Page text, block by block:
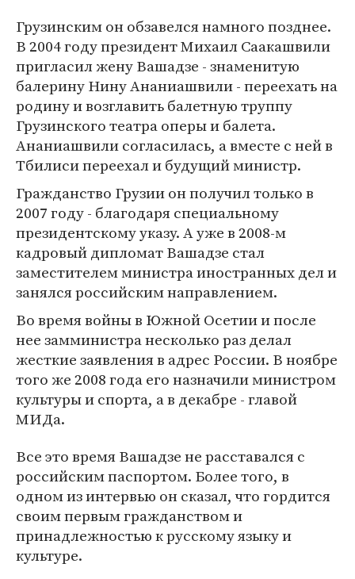
Грузинским он обзавелся намного позднее.
В 2004 году президент Михаил Саакашвили
пригласил жену Вашадзе - знаменитую
балерину Нину Ананиашвили - переехать на
родину и возглавить балетную труппу
Грузинского театра оперы и балета.
Ананиашвили согласилась, а вместе с ней в
Тбилиси переехал и будущий министр.
Гражданство Грузии он получил только в
2007 году - благодаря специальному
президентскому указу. А уже в 2008-м
кадровый дипломат Вашадзе стал
заместителем министра иностранных дел и
занялся российским направлением.
Во время войны в Южной Осетии и после
нее замминистра несколько раз делал
жесткие заявления в адрес России. В ноябре
того же 2008 года его назначили министром
культуры и спорта, а в декабре - главой
МИДа.
Все это время Вашадзе не расставался с
российским паспортом. Более того, в
одном из интервью он сказал, что гордится
своим первым гражданством и
принадлежностью к русскому языку и
культуре.